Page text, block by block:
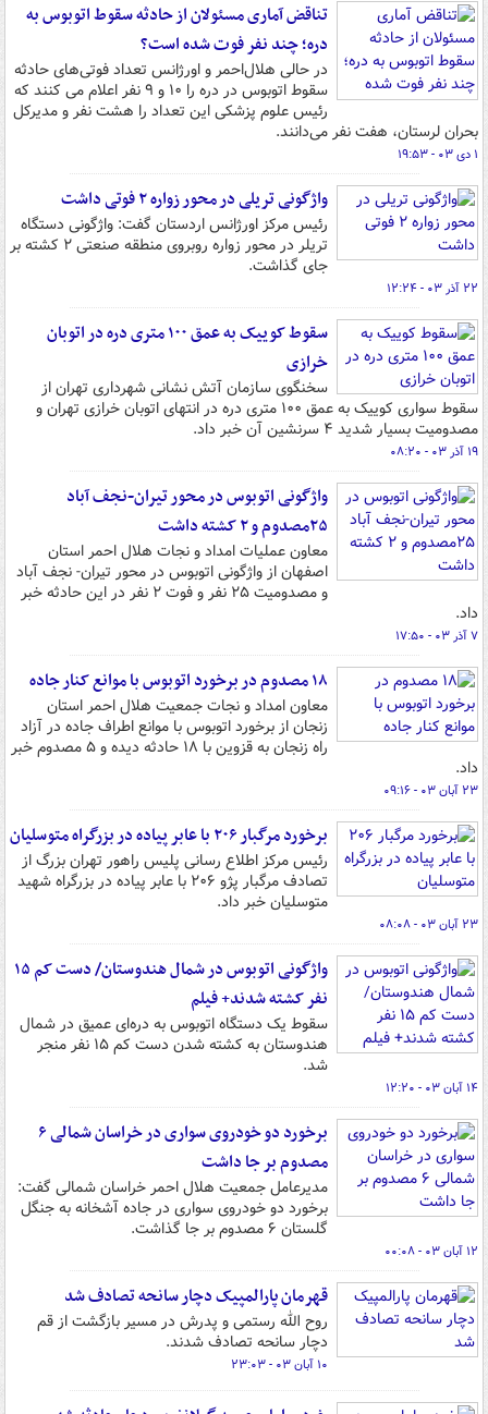
تناقض آماری مسئولان از حادثه سقوط اتوبوس به
دره؛ چند نفر فوت شده است؟
در حالی هلال‌احمر و اورژانس تعداد فوتی‌های حادثه
سقوط اتوبوس در دره را ۱۰ و ۹ نفر اعلام می کنند که
رئیس علوم پزشکی این تعداد را هشت نفر و مدیرکل
بحران لرستان، هفت نفر می‌دانند.
۱ دی ۰۳ - ۱۹:۵۳
واژگونی تریلی در محور زواره ۲ فوتی داشت
رئیس مرکز اورژانس اردستان گفت: واژگونی دستگاه
تریلر در محور زواره روبروی منطقه صنعتی ۲ کشته بر
جای گذاشت.
۲۲ آذر ۰۳ - ۱۲:۲۴
سقوط کوییک به عمق ۱۰۰ متری دره در اتوبان
خرازی
سخنگوی سازمان آتش نشانی شهرداری تهران از
سقوط سواری کوییک به عمق ۱۰۰ متری دره در انتهای اتوبان خرازی تهران و
مصدومیت بسیار شدید ۴ سرنشین آن خبر داد.
۱۹ آذر ۰۳ - ۰۸:۲۰
واژگونی اتوبوس در محور تیران-نجف آباد
۲۵مصدوم و ۲ کشته داشت
معاون عملیات امداد و نجات هلال احمر استان
اصفهان از واژگونی اتوبوس در محور تیران- نجف آباد
و مصدومیت ۲۵ نفر و فوت ۲ نفر در این حادثه خبر
داد.
۷ آذر ۰۳ - ۱۷:۵۰
۱۸ مصدوم در برخورد اتوبوس با موانع کنار جاده
معاون امداد و نجات جمعیت هلال احمر استان
زنجان از برخورد اتوبوس با موانع اطراف جاده در آزاد
راه زنجان به قزوین با ۱۸ حادثه دیده و ۵ مصدوم خبر
داد.
۲۳ آبان ۰۳ - ۰۹:۱۶
برخورد مرگبار ۲۰۶ با عابر پیاده در بزرگراه متوسلیان
رئیس مرکز اطلاع رسانی پلیس راهور تهران بزرگ از
تصادف مرگبار پژو ۲۰۶ با عابر پیاده در بزرگراه شهید
متوسلیان خبر داد.
۲۳ آبان ۰۳ - ۰۸:۰۸
واژگونی اتوبوس در شمال هندوستان/ دست کم ۱۵
نفر کشته شدند+ فیلم
سقوط یک دستگاه اتوبوس به دره‌ای عمیق در شمال
هندوستان به کشته شدن دست کم ۱۵ نفر منجر
شد.
۱۴ آبان ۰۳ - ۱۲:۲۰
برخورد دو خودروی سواری در خراسان شمالی ۶
مصدوم بر جا داشت
مدیرعامل جمعیت هلال احمر خراسان شمالی گفت:
برخورد دو خودروی سواری در جاده آشخانه به جنگل
گلستان ۶ مصدوم بر جا گذاشت.
۱۲ آبان ۰۳ - ۰۰:۰۸
قهرمان پارالمپیک دچار سانحه تصادف شد
روح الله رستمی و پدرش در مسیر بازگشت از قم
دچار سانحه تصادف شدند.
۱۰ آبان ۰۳ - ۲۳:۰۳